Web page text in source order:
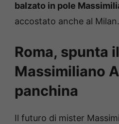
balzato in pole
accostato anche al Milan.
Roma, spunta
Massimiliano
panchina
Il futuro di mister